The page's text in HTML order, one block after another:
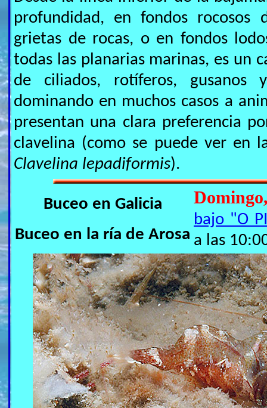
profundidad, en fondos rocosos
grietas de rocas, o en fondos
todas las planarias marinas, es un
de ciliados, rotíferos, gusanos
dominando en muchos casos a
presentan una clara preferencia
clavelina (como se puede ver en
Clavelina lepadiformis).
Buceo en Galicia
Buceo en la ría de Arosa
bajo "O
a las